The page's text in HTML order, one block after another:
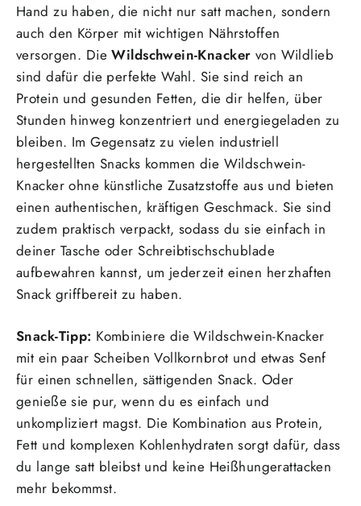
Hand zu haben, die nicht nur satt machen, sondern
auch den Körper mit wichtigen Nährstoffen
versorgen. DieWildschwein-Knacker von Wildlieb
sind dafür die perfekte Wahl. Sie sind reich an
Protein und gesunden Fetten, die dir helfen, über
Stunden hinweg konzentriert und energiegeladen zu
bleiben. Im Gegensatz zu vielen industriell
hergestellten Snacks kommen die Wildschwein-
Knacker ohne künstliche Zusatzstoffe aus und bieten
einen authentischen, kräftigen Geschmack. Sie sind
zudem praktisch verpackt, sodass du sie einfach in
deiner Tasche oder Schreibtischschublade
aufbewahren kannst, um jederzeit einen herzhaften
Snack griffbereit zu haben.
Snack-Tipp: Kombiniere die Wildschwein-Knacker
mit ein paar Scheiben Vollkornbrot und etwas Senf
für einen schnellen, sättigenden Snack. Oder
genieße sie pur, wenn du es einfach und
unkompliziert magst. Die Kombination aus Protein,
Fett und komplexen Kohlenhydraten sorgt dafür, dass
du lange satt bleibst und keine Heißhungerattacken
mehr bekommst.